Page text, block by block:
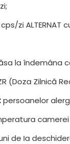
zi ALTERNAT
la îndemâna
(Doza Zilnică
persoanelor
camerei
de Ia